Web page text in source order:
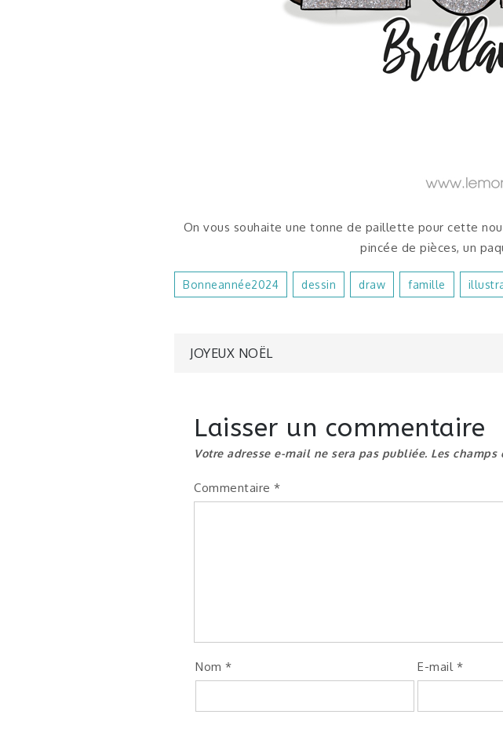
On vous souhaite une tonne de paillette pour cette
pincée de pièces, un
Bonneannée2024 Dessin Draw Famille
Navigation
l’article
JOYEUX NOËL
Laisser un commentaire
Votre adresse e-mail ne sera pas publiée. Les
Commentaire *
Nom * E-mail *